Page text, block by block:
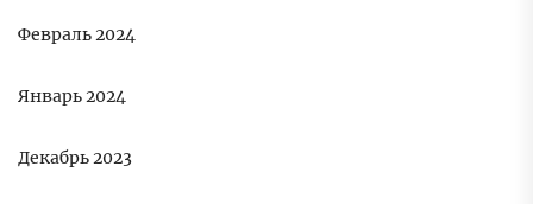
Февраль 2024
Январь 2024
Декабрь 2023